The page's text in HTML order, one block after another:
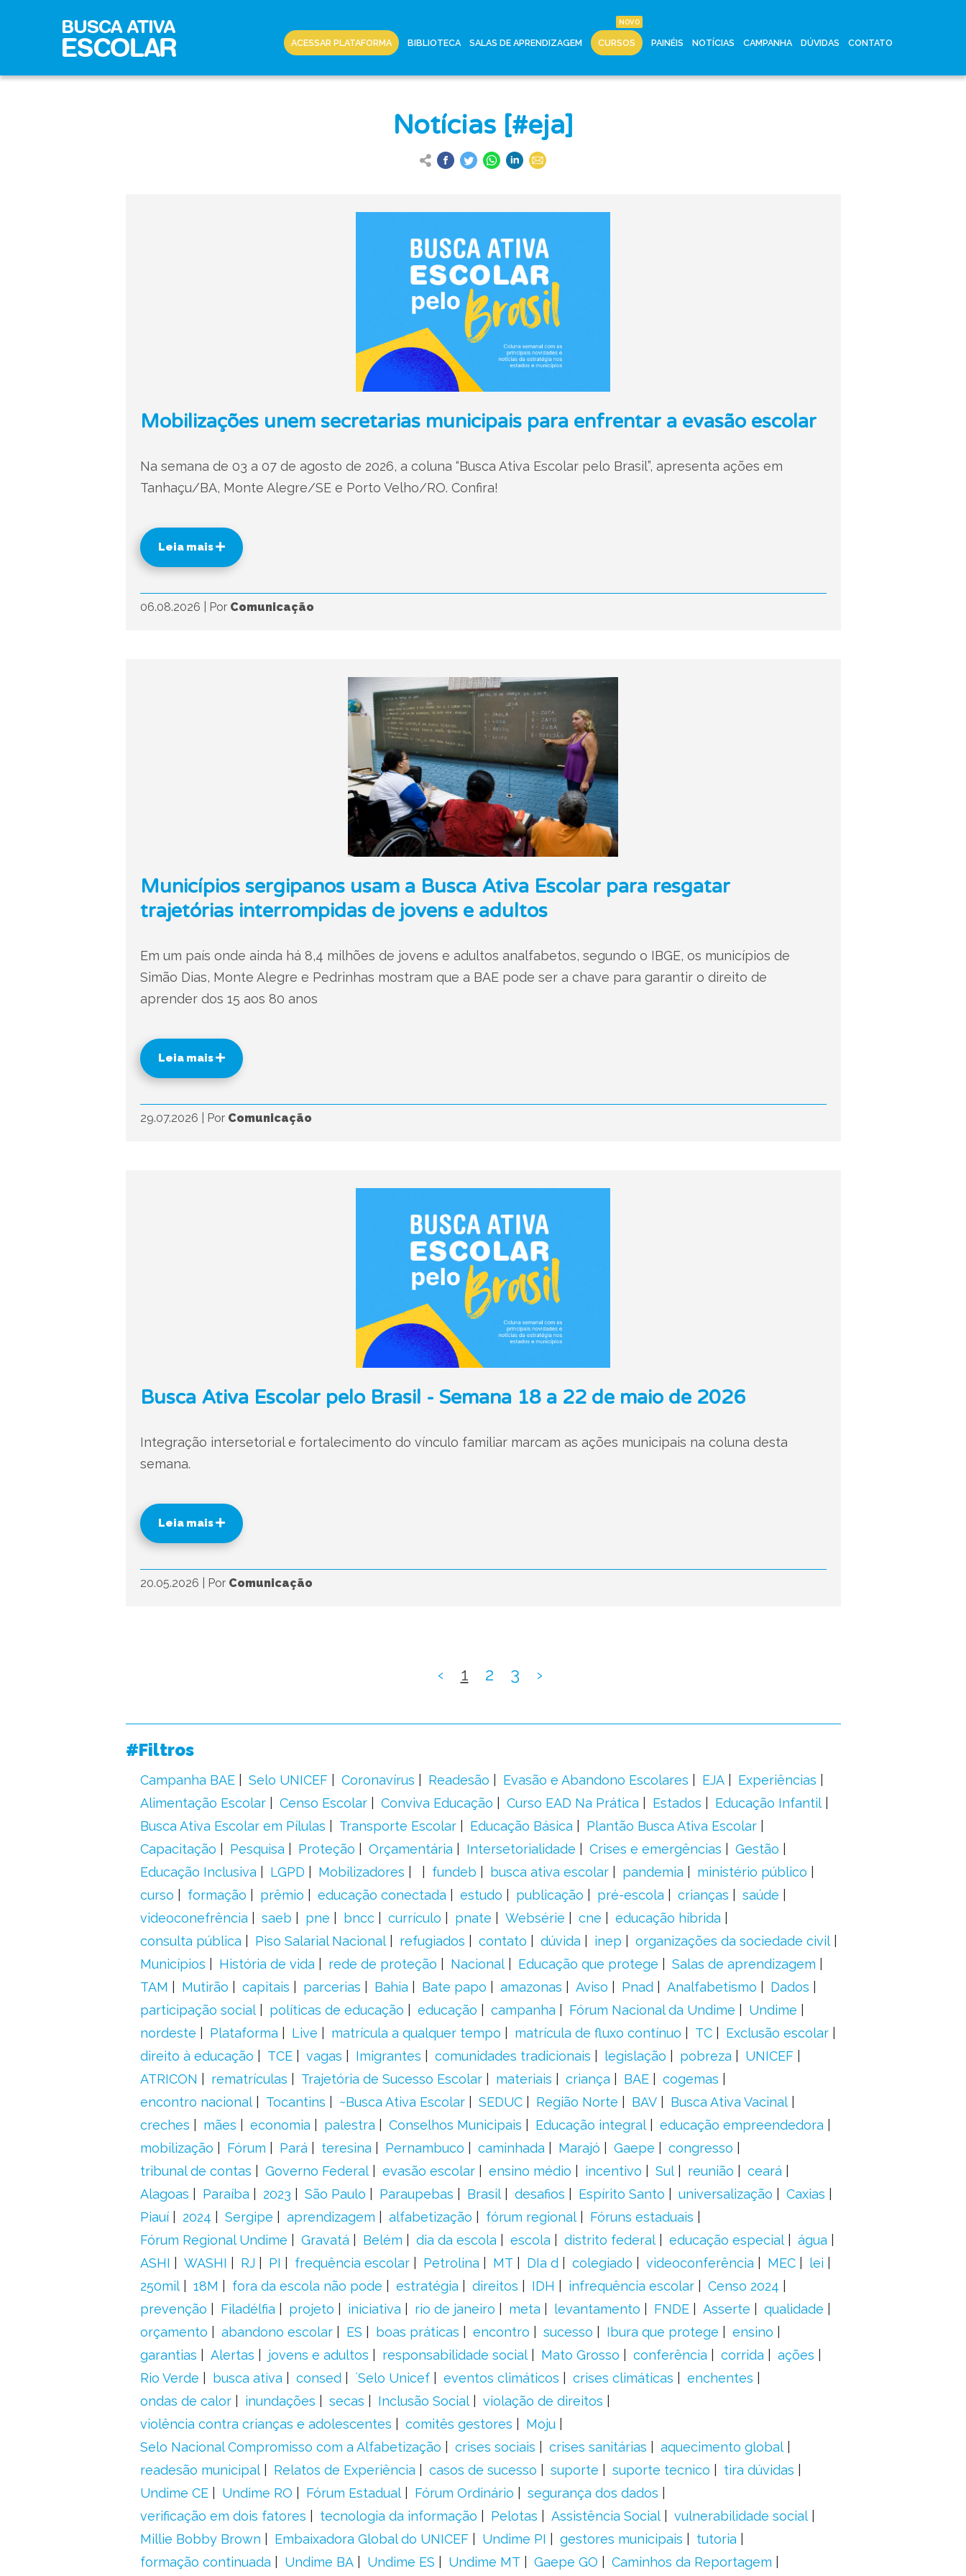
ACESSAR PLATAFORMA BIBLIOTECA SALAS DE APRENDIZAGEM CURSOS PAINÉIS NOTÍCIAS CAMPANHA DÚVIDAS CONTATO
Notícias [#eja]
Mobilizações unem secretarias municipais para enfrentar a evasão escolar
Na semana de 03 a 07 de agosto de 2026, a coluna “Busca Ativa Escolar pelo Brasil”, apresenta ações em
Tanhaçu/BA, Monte Alegre/SE e Porto Velho/RO. Confira!
Leia mais
06.08.2026 Por Comunicação
Municípios sergipanos usam a Busca Ativa Escolar para resgatar
trajetórias interrompidas de jovens e adultos
Em um país onde ainda há 8,4 milhões de jovens e adultos analfabetos, segundo o IBGE, os municípios de
Simão Dias, Monte Alegre e Pedrinhas mostram que a BAE pode ser a chave para garantir o direito de
aprender dos 15 aos 80 anos
Leia mais
29.07.2026 Por Comunicação
Busca Ativa Escolar pelo Brasil - Semana 18 a 22 de maio de 2026
Integração intersetorial e fortalecimento do vínculo familiar marcam as ações municipais na coluna desta
semana.
Leia mais
20.05.2026 Por Comunicação
‹ 1 2 3 ›
#Filtros
Campanha BAE Selo UNICEF Coronavírus Readesão Evasão e Abandono Escolares EJA
Experiências
Alimentação Escolar
Censo Escolar Conviva Educação Curso EAD Na Prática Estados
Educação Infantil
Busca Ativa Escolar em Pílulas
Transporte Escolar Educação Básica
Plantão Busca Ativa Escolar
Capacitação
Pesquisa Proteção Orçamentária Intersetorialidade Crises e emergências
Gestão
Educação Inclusiva
LGPD Mobilizadores fundeb busca ativa escolar pandemia
ministério público
curso
formação prêmio educação conectada estudo publicação pré-escola crianças
saúde
videoconefrência
saeb pne bncc currículo pnate Websérie cne
educação híbrida
consulta pública
Piso Salarial Nacional refugiados contato dúvida inep
organizações da sociedade civil
Municípios
História de vida rede de proteção Nacional Educação que protege
Salas de aprendizagem
TAM
Mutirão capitais parcerias Bahia Bate papo amazonas Aviso Pnad Analfabetismo
Dados
participação social
políticas de educação educação campanha Fórum Nacional da Undime
Undime
nordeste
Plataforma Live matrícula a qualquer tempo matrícula de fluxo contínuo TC
Exclusão escolar
direito à educação
TCE vagas Imigrantes comunidades tradicionais legislação pobreza
UNICEF
ATRICON
rematrículas Trajetória de Sucesso Escolar materiais criança BAE
cogemas
encontro nacional
Tocantins ~Busca Ativa Escolar SEDUC Região Norte BAV
Busca Ativa Vacinal
creches
mães economia palestra Conselhos Municipais Educação integral
educação empreendedora
mobilização
Fórum Pará teresina Pernambuco caminhada Marajó Gaepe
congresso
tribunal de contas
Governo Federal evasão escolar ensino médio incentivo Sul reunião
ceará
Alagoas
Paraíba 2023 São Paulo Paraupebas Brasil desafios Espírito Santo universalização
Caxias
Piauí
2024 Sergipe aprendizagem alfabetização fórum regional
Fóruns estaduais
Fórum Regional Undime
Gravatá Belém dia da escola escola distrito federal educação especial
água
ASHI
WASHI RJ PI frequência escolar Petrolina MT DIa d colegiado videoconferência MEC
lei
250mil
18M fora da escola não pode estratégia direitos IDH infrequência escolar
Censo 2024
prevenção
Filadélfia projeto iniciativa rio de janeiro meta levantamento FNDE Asserte
qualidade
orçamento
abandono escolar ES boas práticas encontro sucesso Ibura que protege
ensino
garantias
Alertas jovens e adultos responsabilidade social Mato Grosso conferência corrida
ações
Rio Verde
busca ativa consed ´Selo Unicef eventos climáticos crises climáticas
enchentes
ondas de calor
inundações secas Inclusão Social
violação de direitos
violência contra crianças e adolescentes
comitês gestores
Moju
Selo Nacional Compromisso com a Alfabetização
crises sociais crises sanitárias
aquecimento global
readesão municipal
Relatos de Experiência casos de sucesso suporte suporte tecnico
tira dúvidas
Undime CE
Undime RO Fórum Estadual Fórum Ordinário
segurança dos dados
verificação em dois fatores
tecnologia da informação Pelotas Assistência Social
vulnerabilidade social
Millie Bobby Brown
Embaixadora Global do UNICEF Undime PI gestores municipais
tutoria
formação continuada
Undime BA Undime ES Undime MT Gaepe GO Caminhos da Reportagem